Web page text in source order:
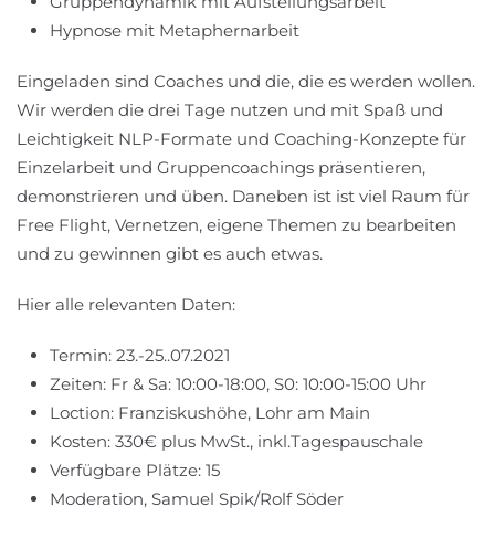
Hypnose mit Metaphernarbeit
Eingeladen sind Coaches und die, die es werden wollen.
Wir werden die drei Tage nutzen und mit Spaß und
Leichtigkeit NLP-Formate und Coaching-Konzepte für
Einzelarbeit und Gruppencoachings präsentieren,
demonstrieren und üben. Daneben ist ist viel Raum für
Free Flight, Vernetzen, eigene Themen zu bearbeiten
und zu gewinnen gibt es auch etwas.
Hier alle relevanten Daten:
Termin: 23.-25..07.2021
Zeiten: Fr & Sa: 10:00-18:00, S0: 10:00-15:00 Uhr
Loction: Franziskushöhe, Lohr am Main
Kosten: 330€ plus MwSt., inkl.Tagespauschale
Verfügbare Plätze: 15
Moderation, Samuel Spik/Rolf Söder